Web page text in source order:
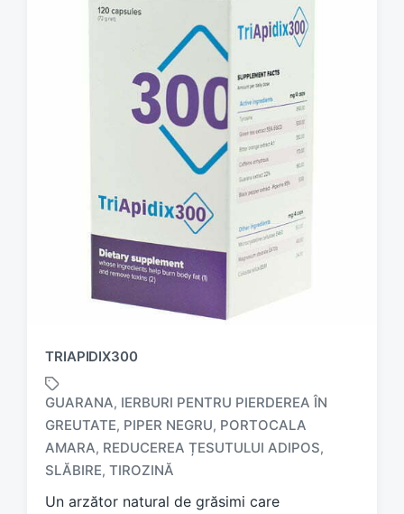
TRIAPIDIX300
a
g
g
GUARANA, IERBURI PENTRU PIERDEREA ÎN
GREUTATE, PIPER NEGRU, PORTOCALA
AMARA, REDUCEREA ȚESUTULUI ADIPOS,
SLĂBIRE, TIROZINĂ
Un arzător natural de grăsimi care